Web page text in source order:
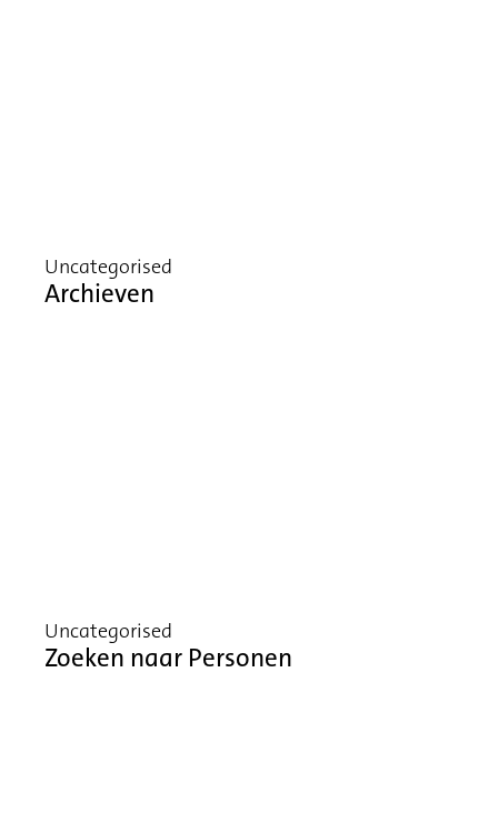
Uncategorised
Archieven
Uncategorised
Zoeken naar Personen